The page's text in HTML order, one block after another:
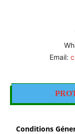
Email:
Conditions